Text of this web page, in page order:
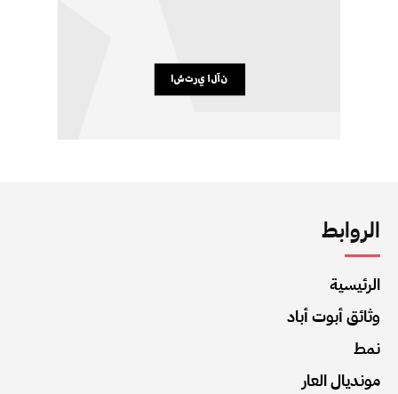
الروابط
الرئيسية
وثائق أبوت أباد
نمط
مونديال العار